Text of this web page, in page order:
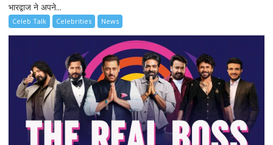
भारद्वाज ने अपने...
Celeb Talk Celebrities News